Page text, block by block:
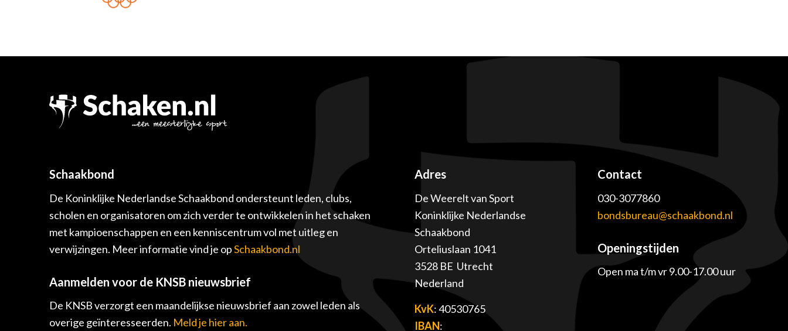
Schaakbond
De Koninklijke Nederlandse Schaakbond ondersteunt leden, clubs,
scholen en organisatoren om zich verder te ontwikkelen in het schaken
met kampioenschappen en een kenniscentrum vol met uitleg en
verwijzingen. Meer informatie vind je opSchaakbond.nl
Aanmelden voor de KNSB nieuwsbrief
De KNSB verzorgt een maandelijkse nieuwsbrief aan zowel leden als
overige geïnteresseerden. Meld je hier aan.
Adres
De Weerelt van Sport
Koninklijke Nederlandse
Schaakbond
Orteliuslaan 1041
3528 BE Utrecht
Nederland
KvK: 40530765
IBAN:
Contact
030-3077860
bondsbureau@schaakbond.nl
Openingstijden
Open ma t/m vr 9.00-17.00 uur